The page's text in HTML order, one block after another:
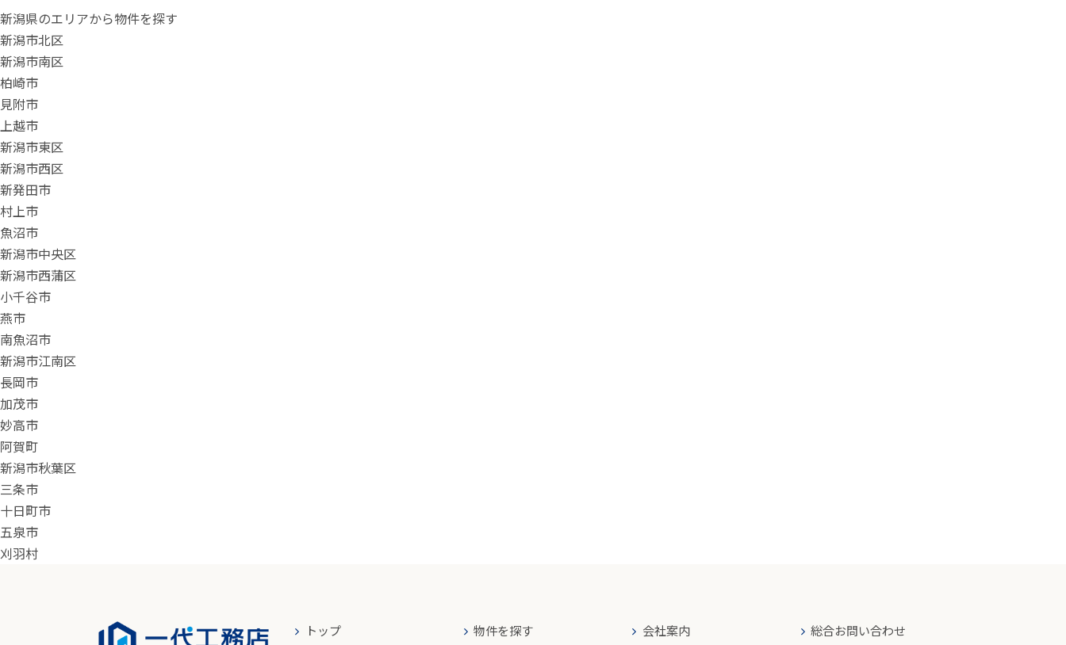
新潟県のエリアから物件を探す
新潟市北区
新潟市南区
柏崎市
見附市
上越市
新潟市東区
新潟市西区
新発田市
村上市
魚沼市
新潟市中央区
新潟市西蒲区
小千谷市
燕市
南魚沼市
新潟市江南区
長岡市
加茂市
妙高市
阿賀町
新潟市秋葉区
三条市
十日町市
五泉市
刈羽村
トップ
物件を探す
会社案内
総合お問い合わせ